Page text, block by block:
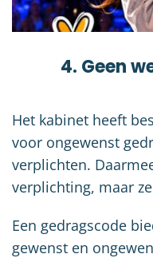
4. Geen
Het kabinet heeft
voor ongewenst
verplichten.
verplichting, maar
Een gedragscode
gewenst en